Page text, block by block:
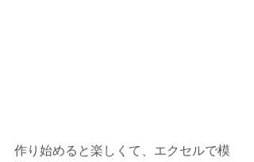
作り始めると楽しくて、エクセルで模